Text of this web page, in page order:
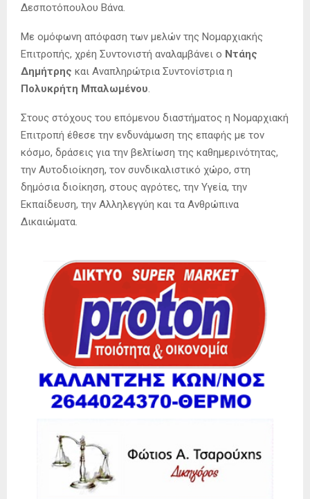
Δεσποτόπουλου Βάνα.
Με ομόφωνη απόφαση των μελών της Νομαρχιακής
Επιτροπής, χρέη Συντονιστή αναλαμβάνει ο Ντάης
Δημήτρης και Αναπληρώτρια Συντονίστρια η
Πολυκρήτη Μπαλωμένου.
Στους στόχους του επόμενου διαστήματος η Νομαρχιακή
Επιτροπή έθεσε την ενδυνάμωση της επαφής με τον
κόσμο, δράσεις για την βελτίωση της καθημερινότητας,
την Αυτοδιοίκηση, τον συνδικαλιστικό χώρο, στη
δημόσια διοίκηση, στους αγρότες, την Υγεία, την
Εκπαίδευση, την Αλληλεγγύη και τα Ανθρώπινα
Δικαιώματα.